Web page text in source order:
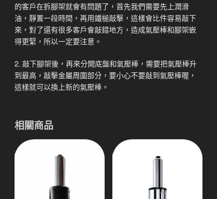
的客戶在拆腳架就會有問題了，首先我們需要先上潤滑
油，靜置一段時間，再用鐵槌敲擊，這樣會比件容易敲下
來，對了還有很多客戶會敲錯地方，造成氣壓棒和腳架嵌
得更緊，所以一定要注意。
2. 敲下腳架後，再來分開底盤和氣壓棒，需要把氣壓棒升
到最高，敲擊金屬周圍部分，要小心不要敲到氣壓棒喔，
這樣就可以換上新的氣壓棒。
相關商品